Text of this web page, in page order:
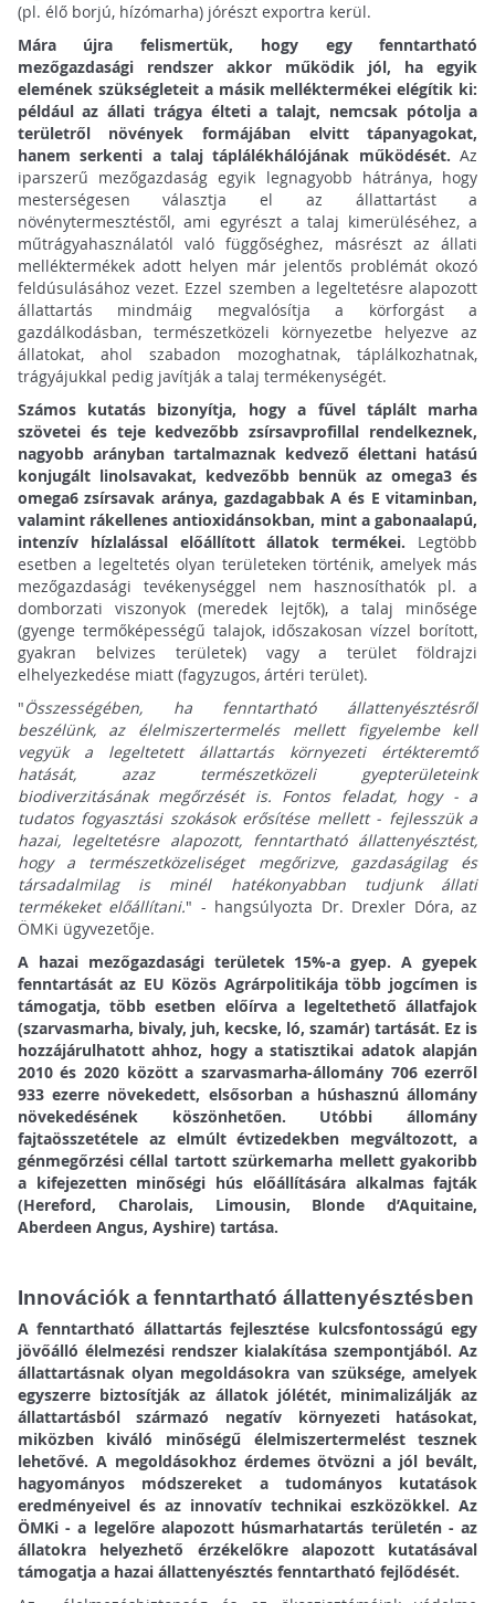
(pl. élő borjú, hízómarha) jórészt exportra kerül.
Mára újra felismertük, hogy egy fenntartható
mezőgazdasági rendszer akkor működik jól, ha egyik
elemének szükségleteit a másik melléktermékei elégítik ki:
például az állati trágya élteti a talajt, nemcsak pótolja a
területről növények formájában elvitt tápanyagokat,
hanem serkenti a talaj táplálékhálójának működését. Az
iparszerű mezőgazdaság egyik legnagyobb hátránya, hogy
mesterségesen választja el az állattartást a
növénytermesztéstől, ami egyrészt a talaj kimerüléséhez, a
műtrágyahasználatól való függőséghez, másrészt az állati
melléktermékek adott helyen már jelentős problémát okozó
feldúsulásához vezet. Ezzel szemben a legeltetésre alapozott
állattartás mindmáig megvalósítja a körforgást a
gazdálkodásban, természetközeli környezetbe helyezve az
állatokat, ahol szabadon mozoghatnak, táplálkozhatnak,
trágyájukkal pedig javítják a talaj termékenységét.
Számos kutatás bizonyítja, hogy a fűvel táplált marha
szövetei és teje kedvezőbb zsírsavprofillal rendelkeznek,
nagyobb arányban tartalmaznak kedvező élettani hatású
konjugált linolsavakat, kedvezőbb bennük az omega3 és
omega6 zsírsavak aránya, gazdagabbak A és E vitaminban,
valamint rákellenes antioxidánsokban, mint a gabonaalapú,
intenzív hízlalással előállított állatok termékei. Legtöbb
esetben a legeltetés olyan területeken történik, amelyek más
mezőgazdasági tevékenységgel nem hasznosíthatók pl. a
domborzati viszonyok (meredek lejtők), a talaj minősége
(gyenge termőképességű talajok, időszakosan vízzel borított,
gyakran belvizes területek) vagy a terület földrajzi
elhelyezkedése miatt (fagyzugos, ártéri terület).
"Összességében, ha fenntartható állattenyésztésről
beszélünk, az élelmiszertermelés mellett figyelembe kell
vegyük a legeltetett állattartás környezeti értékteremtő
hatását, azaz természetközeli gyepterületeink
biodiverzitásának megőrzését is. Fontos feladat, hogy - a
tudatos fogyasztási szokások erősítése mellett - fejlesszük a
hazai, legeltetésre alapozott, fenntartható állattenyésztést,
hogy a természetközeliséget megőrizve, gazdaságilag és
társadalmilag is minél hatékonyabban tudjunk állati
termékeket előállítani." - hangsúlyozta Dr. Drexler Dóra, az
ÖMKi ügyvezetője.
A hazai mezőgazdasági területek 15%-a gyep. A gyepek
fenntartását az EU Közös Agrárpolitikája több jogcímen is
támogatja, több esetben előírva a legeltethető állatfajok
(szarvasmarha, bivaly, juh, kecske, ló, szamár) tartását. Ez is
hozzájárulhatott ahhoz, hogy a statisztikai adatok alapján
2010 és 2020 között a szarvasmarha-állomány 706 ezerről
933 ezerre növekedett, elsősorban a húshasznú állomány
növekedésének köszönhetően. Utóbbi állomány
fajtaösszetétele az elmúlt évtizedekben megváltozott, a
génmegőrzési céllal tartott szürkemarha mellett gyakoribb
a kifejezetten minőségi hús előállítására alkalmas fajták
(Hereford, Charolais, Limousin, Blonde d’Aquitaine,
Aberdeen Angus, Ayshire) tartása.
Innovációk a fenntartható állattenyésztésben
A fenntartható állattartás fejlesztése kulcsfontosságú egy
jövőálló élelmezési rendszer kialakítása szempontjából. Az
állattartásnak olyan megoldásokra van szüksége, amelyek
egyszerre biztosítják az állatok jólétét, minimalizálják az
állattartásból származó negatív környezeti hatásokat,
miközben kiváló minőségű élelmiszertermelést tesznek
lehetővé. A megoldásokhoz érdemes ötvözni a jól bevált,
hagyományos módszereket a tudományos kutatások
eredményeivel és az innovatív technikai eszközökkel. Az
ÖMKi - a legelőre alapozott húsmarhatartás területén - az
állatokra helyezhető érzékelőkre alapozott kutatásával
támogatja a hazai állattenyésztés fenntartható fejlődését.